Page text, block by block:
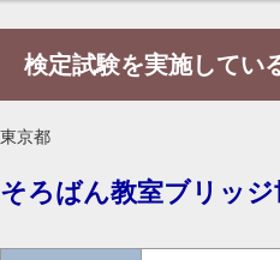
検定試験を実施してい
東京都
そろばん教室ブリッジ